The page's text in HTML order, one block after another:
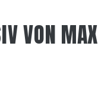
VON MAX